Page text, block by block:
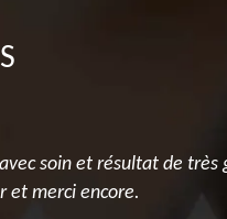
soin et résultat de
et merci encore.